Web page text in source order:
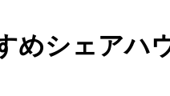
めシェアハ